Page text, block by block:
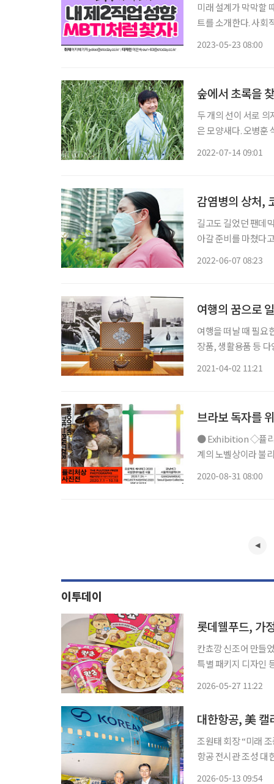
미래 설계가 막막할
트를 소개한다. 사회적기업 ‘상상우리’가 그동안 축적한 노하우와 사례, 연구를 집약해 개발
2023-05-23 08:00
숲에서 초록을
두 개의 선이 서로
은 모양새다. 오병훈
2022-07-14 09:01
감염병의 상처,
길고도 길었던 팬데
아갈 준비를 마쳤다
2022-06-07 08:23
여행의 꿈으로
여행을 떠날 때 필요
장품, 생활용품 등
2021-04-02 11:21
브라보 독자를
● Exhibition ◇퓰리처상 사진전 일정 10월 18일까지 장소 예술의전당 디자인미술관 언론
계의 노벨상이라 불
2020-08-31 08:00
이투데이
롯데웰푸드, 가
칸쵸깡 신조어 만들
특별 패키지 디자인 등 다양한 재미요소
2026-05-27 11:22
대한항공, 美 캘
조원태 회장 “미래
항공 전시관 조성 대한항공이 미국 캘리포니아 과학센터에 기증한 보잉 747 항공기 전시물이
2026-05-13 09:54